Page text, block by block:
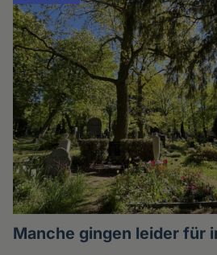
Manche gingen leider für